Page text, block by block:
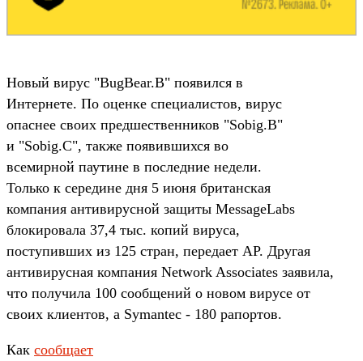
Новый вирус "BugBear.B" появился в
Интернете. По оценке специалистов, вирус
опаснее своих предшественников "Sobig.B"
и "Sobig.C", также появившихся во
всемирной паутине в последние недели.
Только к середине дня 5 июня британская
компания антивирусной защиты MessageLabs
блокировала 37,4 тыс. копий вируса,
поступивших из 125 стран, передает АР. Другая
антивирусная компания Network Associates заявила,
что получила 100 сообщений о новом вирусе от
своих клиентов, а Symantec - 180 рапортов.
Как сообщает